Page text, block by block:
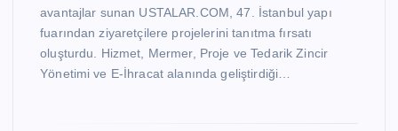
avantajlar sunan USTALAR.COM, 47. İstanbul yapı
fuarından ziyaretçilere projelerini tanıtma fırsatı
oluşturdu. Hizmet, Mermer, Proje ve Tedarik Zincir
Yönetimi ve E-İhracat alanında geliştirdiği…